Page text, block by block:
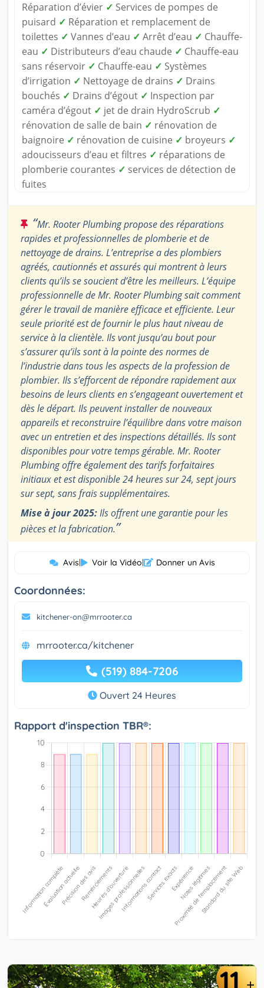
Réparation d’évier ✓ Services de pompes de
puisard ✓ Réparation et remplacement de
toilettes ✓ Vannes d’eau ✓ Arrêt d’eau ✓ Chauffe-
eau ✓ Distributeurs d’eau chaude ✓ Chauffe-eau
sans réservoir ✓ Chauffe-eau ✓ Systèmes
d’irrigation ✓ Nettoyage de drains ✓ Drains
bouchés ✓ Drains d’égout ✓ Inspection par
caméra d’égout ✓ jet de drain HydroScrub ✓
rénovation de salle de bain ✓ rénovation de
baignoire ✓ rénovation de cuisine ✓ broyeurs ✓
adoucisseurs d’eau et filtres ✓ réparations de
plomberie courantes ✓ services de détection de
fuites
“Mr. Rooter Plumbing propose des réparations
rapides et professionnelles de plomberie et de
nettoyage de drains. L’entreprise a des plombiers
agréés, cautionnés et assurés qui montrent à leurs
clients qu’ils se soucient d’être les meilleurs. L’équipe
professionnelle de Mr. Rooter Plumbing sait comment
gérer le travail de manière efficace et efficiente. Leur
seule priorité est de fournir le plus haut niveau de
service à la clientèle. Ils vont jusqu’au bout pour
s’assurer qu’ils sont à la pointe des normes de
l’industrie dans tous les aspects de la profession de
plombier. Ils s’efforcent de répondre rapidement aux
besoins de leurs clients en s’engageant ouvertement et
dès le départ. Ils peuvent installer de nouveaux
appareils et reconstruire l’équilibre dans votre maison
avec un entretien et des inspections détaillés. Ils sont
disponibles pour votre temps gérable. Mr. Rooter
Plumbing offre également des tarifs forfaitaires
initiaux et est disponible 24 heures sur 24, sept jours
sur sept, sans frais supplémentaires.
Mise à jour 2025:Ils offrent une garantie pour les
pièces et la fabrication.”
Avis| Voir la Vidéo| Donner un Avis
Coordonnées:
kitchener-on@mrrooter.ca
mrrooter.ca/kitchener
(519) 884-7206
Ouvert 24 Heures
Rapport d'inspection TBR®:
11 +